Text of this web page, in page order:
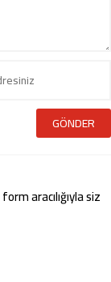
aracılığıyla siz